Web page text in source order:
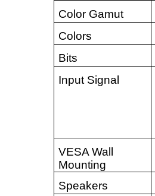
Color Gamut
Colors
Bits
Input Signal
VESA Wall
Mounting
Speakers